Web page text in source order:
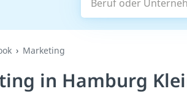
Marketing
in Hamburg